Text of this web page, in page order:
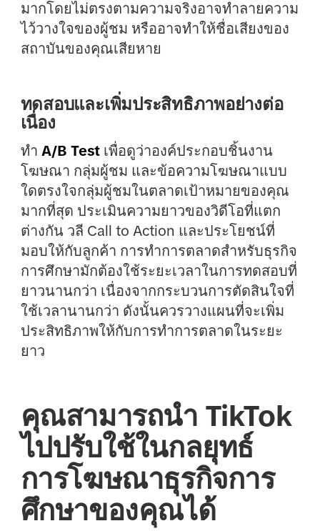
มากโดยไม่ตรงตามความจริงอาจทำลายความ
ไว้วางใจของผู้ชม หรืออาจทำให้ชื่อเสียงของ
สถาบันของคุณเสียหาย
ทดสอบและเพิ่มประสิทธิภาพอย่างต่อ
เนื่อง
ทำ A/B Testเพื่อดูว่าองค์ประกอบชิ้นงาน
โฆษณา กลุ่มผู้ชม และข้อความโฆษณาแบบ
ใดตรงใจกลุ่มผู้ชมในตลาดเป้าหมายของคุณ
มากที่สุด ประเมินความยาวของวิดีโอที่แตก
ต่างกัน วลี Call to Action และประโยชน์ที่
มอบให้กับลูกค้า การทำการตลาดสำหรับธุรกิจ
การศึกษามักต้องใช้ระยะเวลาในการทดสอบที่
ยาวนานกว่า เนื่องจากกระบวนการตัดสินใจที่
ใช้เวลานานกว่า ดังนั้นควรวางแผนที่จะเพิ่ม
ประสิทธิภาพให้กับการทำการตลาดในระยะ
ยาว
คุณสามารถนำ TikTok
ไปปรับใช้ในกลยุทธ์
การโฆษณาธุรกิจการ
ศึกษาของคุณได้